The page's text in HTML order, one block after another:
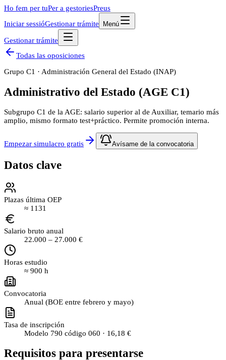
Ho fem per tuPer a gestoriesPreus
Iniciar sessióGestionar trámite Menú
Gestionar trámite
Todas las oposiciones
Grupo C1 · Administración General del Estado (INAP)
Administrativo del Estado (AGE C1)
Subgrupo C1 de la AGE: salario superior al de Auxiliar, temario más
amplio, mismo formato test+práctico. Permite promoción interna.
Empezar simulacro gratis Avísame de la convocatoria
Datos clave
Plazas última OEP
≈ 1131
Salario bruto anual
22.000 – 27.000 €
Horas estudio
≈ 900 h
Convocatoria
Anual (BOE entre febrero y mayo)
Tasa de inscripción
Modelo 790 código 060 · 16,18 €
Requisitos para presentarse